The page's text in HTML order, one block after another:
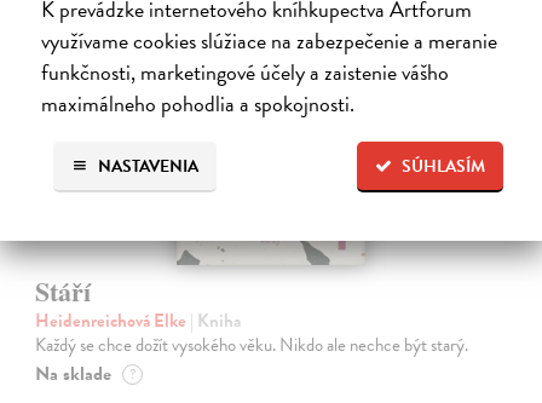
K prevádzke internetového kníhkupectva Artforum
využívame cookies slúžiace na zabezpečenie a meranie
funkčnosti, marketingové účely a zaistenie vášho
maximálneho pohodlia a spokojnosti.
SÚHLASÍM
NASTAVENIA
na sklade
Stáří
Heidenreichová Elke | Kniha
Každý se chce dožít vysokého věku. Nikdo ale nechce být starý.
Na sklade ?